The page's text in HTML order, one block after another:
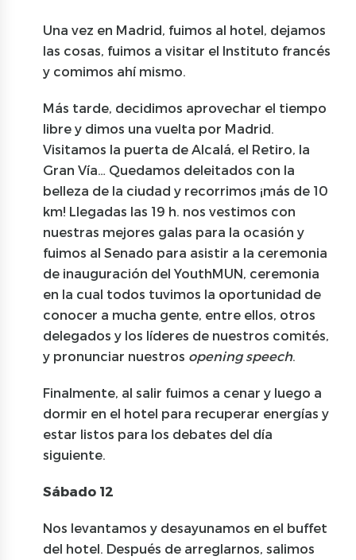
Una vez en Madrid, fuimos al hotel, dejamos
las cosas, fuimos a visitar el Instituto francés
y comimos ahí mismo.
Más tarde, decidimos aprovechar el tiempo
libre y dimos una vuelta por Madrid.
Visitamos la puerta de Alcalá, el Retiro, la
Gran Vía… Quedamos deleitados con la
belleza de la ciudad y recorrimos ¡más de 10
km! Llegadas las 19 h. nos vestimos con
nuestras mejores galas para la ocasión y
fuimos al Senado para asistir a la ceremonia
de inauguración del YouthMUN, ceremonia
en la cual todos tuvimos la oportunidad de
conocer a mucha gente, entre ellos, otros
delegados y los líderes de nuestros comités,
y pronunciar nuestros opening speech.
Finalmente, al salir fuimos a cenar y luego a
dormir en el hotel para recuperar energías y
estar listos para los debates del día
siguiente.
Sábado 12
Nos levantamos y desayunamos en el buffet
del hotel. Después de arreglarnos, salimos